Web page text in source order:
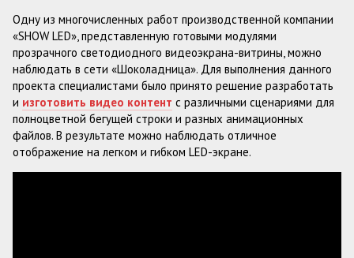
Одну из многочисленных работ производственной компании
«SHOW LED», представленную готовыми модулями
прозрачного светодиодного видеоэкрана-витрины, можно
наблюдать в сети «Шоколадница». Для выполнения данного
проекта специалистами было принято решение разработать
и изготовить видео контент с различными сценариями для
полноцветной бегущей строки и разных анимационных
файлов. В результате можно наблюдать отличное
отображение на легком и гибком LED-экране.